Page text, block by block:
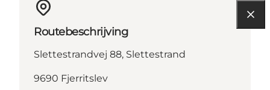
Routebeschrijving
Slettestrandvej 88, Slettestrand
9690 Fjerritslev